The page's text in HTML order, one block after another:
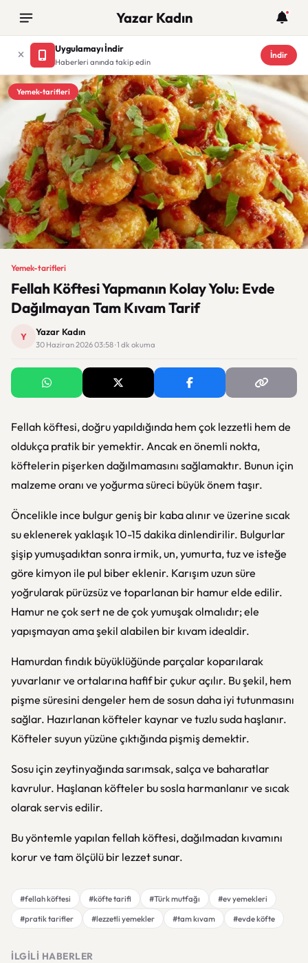
Yazar Kadın
Uygulamayı İndir
Haberleri anında takip edin
İndir
Yemek-tarifleri
Yemek-tarifleri
Fellah Köftesi Yapmanın Kolay Yolu: Evde
Dağılmayan Tam Kıvam Tarif
Y Yazar Kadın
30 Haziran 2026 03:58 · 1 dk okuma
Fellah köftesi, doğru yapıldığında hem çok lezzetli hem de
oldukça pratik bir yemektir. Ancak en önemli nokta,
köftelerin pişerken dağılmamasını sağlamaktır. Bunun için
malzeme oranı ve yoğurma süreci büyük önem taşır.
Öncelikle ince bulgur geniş bir kaba alınır ve üzerine sıcak
su eklenerek yaklaşık 10-15 dakika dinlendirilir. Bulgurlar
şişip yumuşadıktan sonra irmik, un, yumurta, tuz ve isteğe
göre kimyon ile pul biber eklenir. Karışım uzun süre
yoğrularak pürüzsüz ve toparlanan bir hamur elde edilir.
Hamur ne çok sert ne de çok yumuşak olmalıdır; ele
yapışmayan ama şekil alabilen bir kıvam idealdir.
Hamurdan fındık büyüklüğünde parçalar koparılarak
yuvarlanır ve ortalarına hafif bir çukur açılır. Bu şekil, hem
pişme süresini dengeler hem de sosun daha iyi tutunmasını
sağlar. Hazırlanan köfteler kaynar ve tuzlu suda haşlanır.
Köfteler suyun yüzüne çıktığında pişmiş demektir.
Sosu için zeytinyağında sarımsak, salça ve baharatlar
kavrulur. Haşlanan köfteler bu sosla harmanlanır ve sıcak
olarak servis edilir.
Bu yöntemle yapılan fellah köftesi, dağılmadan kıvamını
korur ve tam ölçülü bir lezzet sunar.
#fellah köftesi #köfte tarifi #Türk mutfağı
#ev yemekleri
#pratik tarifler
#lezzetli yemekler #tam kıvam #evde köfte
İLGILI HABERLER